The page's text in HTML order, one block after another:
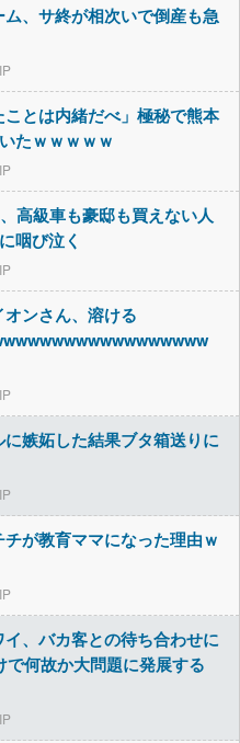
ム、サ終が相次いで倒産も急
とは内緒だべ」極秘で熊本
たｗｗｗｗｗ
高級車も豪邸も買えない人
咽び泣く
オンさん、溶ける
嫉妬した結果ブタ箱送りに
チが教育ママになった理由ｗ
イ、バカ客との待ち合わせに
何故か大問題に発展する